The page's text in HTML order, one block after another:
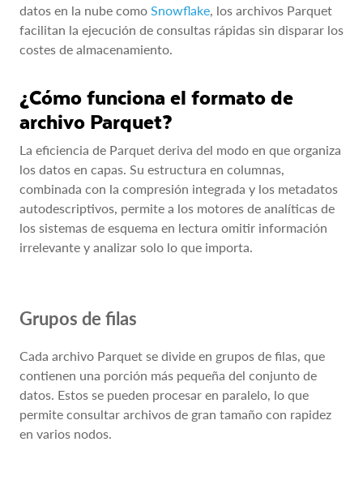
datos en la nube como Snowflake, los archivos Parquet
facilitan la ejecución de consultas rápidas sin disparar los
costes de almacenamiento.
¿Cómo funciona el formato de
archivo Parquet?
La eficiencia de Parquet deriva del modo en que organiza
los datos en capas. Su estructura en columnas,
combinada con la compresión integrada y los metadatos
autodescriptivos, permite a los motores de analíticas de
los sistemas de esquema en lectura omitir información
irrelevante y analizar solo lo que importa.
Grupos de filas
Cada archivo Parquet se divide en grupos de filas, que
contienen una porción más pequeña del conjunto de
datos. Estos se pueden procesar en paralelo, lo que
permite consultar archivos de gran tamaño con rapidez
en varios nodos.